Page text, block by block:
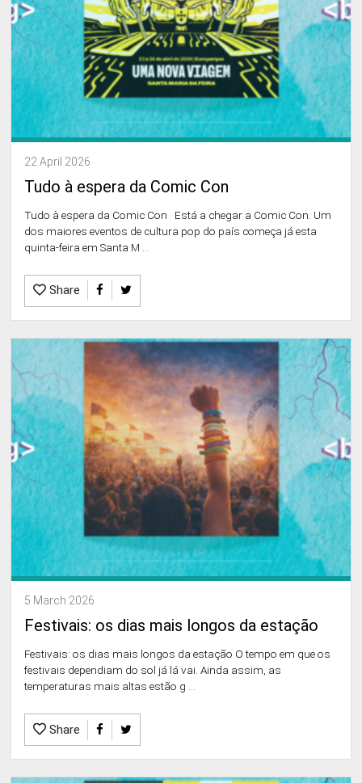
22 April 2026
Tudo à espera da Comic Con
Tudo à espera da Comic Con Está a chegar a Comic Con. Um
dos maiores eventos de cultura pop do país começa já esta
quinta-feira em Santa M ...
Share
5 March 2026
Festivais: os dias mais longos da estação
Festivais: os dias mais longos da estação O tempo em que os
festivais dependiam do sol já lá vai. Ainda assim, as
temperaturas mais altas estão g ...
Share